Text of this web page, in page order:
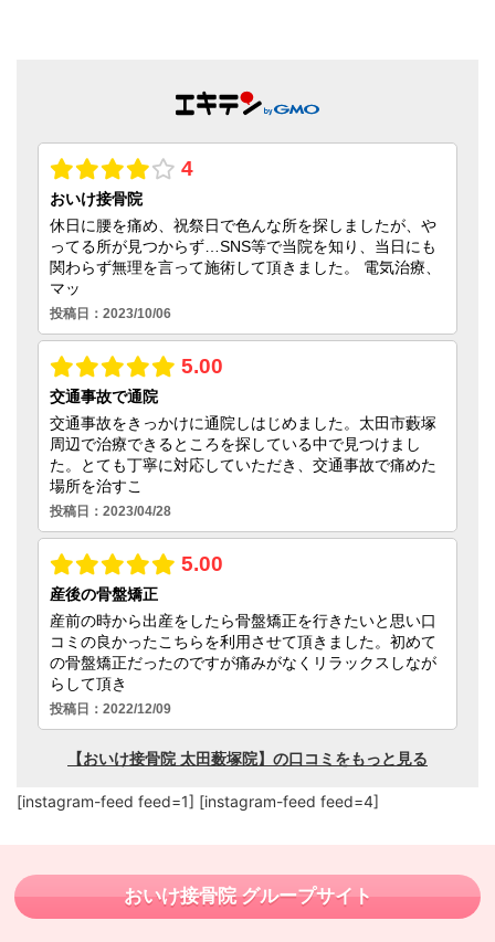
[instagram-feed feed=1] [instagram-feed feed=4]
おいけ接骨院 グループサイト